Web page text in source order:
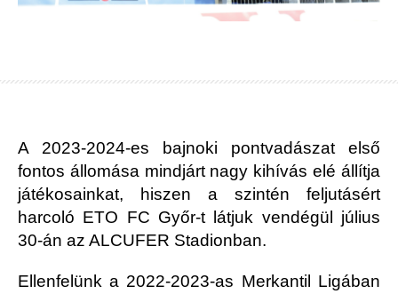
A 2023-2024-es bajnoki pontvadászat első
fontos állomása mindjárt nagy kihívás elé állítja
játékosainkat, hiszen a szintén feljutásért
harcoló ETO FC Győr-t látjuk vendégül július
30-án az ALCUFER Stadionban.
Ellenfelünk a 2022-2023-as Merkantil Ligában